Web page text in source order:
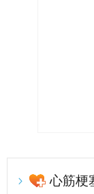
心筋梗